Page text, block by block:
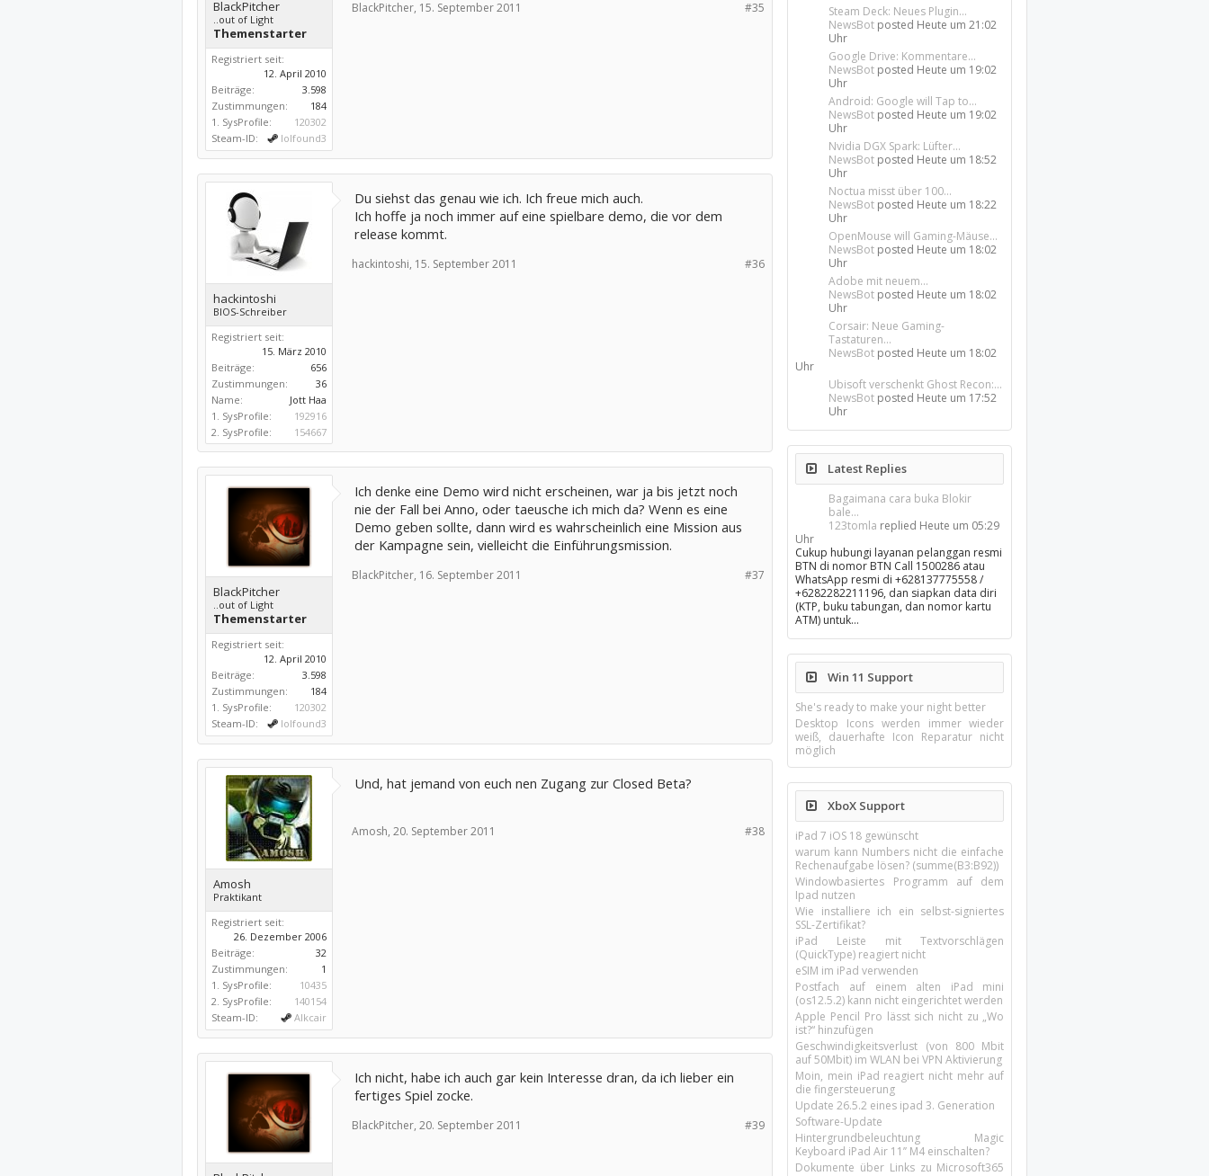
BlackPitcher
..out of Light
Themenstarter
Registriert seit:
12. April 2010
Beiträge:
3.598
Zustimmungen:
184
1. SysProfile:
120302
Steam-ID:
lolfound3
#35
BlackPitcher, 15. September 2011
hackintoshi
BIOS-Schreiber
Registriert seit:
15. März 2010
Beiträge:
656
Zustimmungen:
36
Name:
Jott Haa
1. SysProfile:
192916
2. SysProfile:
154667
Du siehst das genau wie ich. Ich freue mich auch.
Ich hoffe ja noch immer auf eine spielbare demo, die vor dem
release kommt.
#36
hackintoshi, 15. September 2011
BlackPitcher
..out of Light
Themenstarter
Registriert seit:
12. April 2010
Beiträge:
3.598
Zustimmungen:
184
1. SysProfile:
120302
Steam-ID:
lolfound3
Ich denke eine Demo wird nicht erscheinen, war ja bis jetzt noch
nie der Fall bei Anno, oder taeusche ich mich da? Wenn es eine
Demo geben sollte, dann wird es wahrscheinlich eine Mission aus
der Kampagne sein, vielleicht die Einführungsmission.
#37
BlackPitcher, 16. September 2011
Amosh
Praktikant
Registriert seit:
26. Dezember 2006
Beiträge:
32
Zustimmungen:
1
1. SysProfile:
10435
2. SysProfile:
140154
Steam-ID:
Alkcair
Und, hat jemand von euch nen Zugang zur Closed Beta?
#38
Amosh, 20. September 2011
Ich nicht, habe ich auch gar kein Interesse dran, da ich lieber ein
fertiges Spiel zocke.
#39
BlackPitcher, 20. September 2011
Steam Deck: Neues Plugin...
NewsBot posted Heute um 21:02
Uhr
Google Drive: Kommentare...
NewsBot posted Heute um 19:02
Uhr
Android: Google will Tap to...
NewsBot posted Heute um 19:02
Uhr
Nvidia DGX Spark: Lüfter...
NewsBot posted Heute um 18:52
Uhr
Noctua misst über 100...
NewsBot posted Heute um 18:22
Uhr
OpenMouse will Gaming-Mäuse...
NewsBot posted Heute um 18:02
Uhr
Adobe mit neuem...
NewsBot posted Heute um 18:02
Uhr
Corsair: Neue Gaming-
Tastaturen...
NewsBot posted Heute um 18:02
Uhr
Ubisoft verschenkt Ghost Recon:...
NewsBot posted Heute um 17:52
Uhr
Latest Replies
Bagaimana cara buka Blokir
bale...
123tomla replied Heute um 05:29
Uhr
Cukup hubungi layanan pelanggan resmi
BTN di nomor BTN Call 1500286 atau
WhatsApp resmi di +628137775558 /
+6282282211196, dan siapkan data diri
(KTP, buku tabungan, dan nomor kartu
ATM) untuk…
Win 11 Support
She's ready to make your night better
Desktop Icons werden immer wieder
weiß, dauerhafte Icon Reparatur nicht
möglich
XboX Support
iPad 7 iOS 18 gewünscht
warum kann Numbers nicht die einfache
Rechenaufgabe lösen? (summe(B3:B92))
Windowbasiertes Programm auf dem
Ipad nutzen
Wie installiere ich ein selbst-signiertes
SSL-Zertifikat?
iPad Leiste mit Textvorschlägen
(QuickType) reagiert nicht
eSIM im iPad verwenden
Postfach auf einem alten iPad mini
(os12.5.2) kann nicht eingerichtet werden
Apple Pencil Pro lässt sich nicht zu „Wo
ist?“ hinzufügen
Geschwindigkeitsverlust (von 800 Mbit
auf 50Mbit) im WLAN bei VPN Aktivierung
Moin, mein iPad reagiert nicht mehr auf
die fingersteuerung
Update 26.5.2 eines ipad 3. Generation
Software-Update
Hintergrundbeleuchtung Magic
Keyboard iPad Air 11’’ M4 einschalten?
Dokumente über Links zu Microsoft365